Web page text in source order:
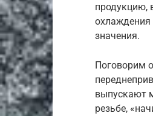
продукцию,
охлаждения
значения.
Поговорим
выпускают
резьбе,